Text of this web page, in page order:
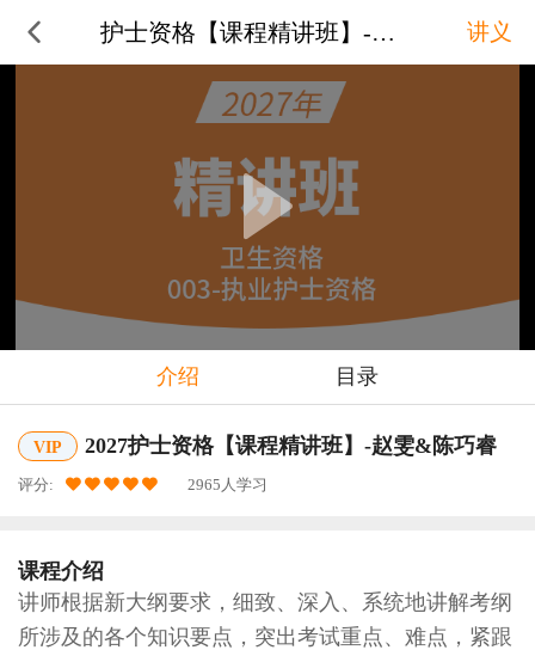
护士资格【课程精讲班】-赵雯&陈 讲义
介绍 目录
VIP 2027护士资格【课程精讲班】-赵雯&陈巧睿
评分: 2965人学习
课程介绍
讲师根据新大纲要求，细致、深入、系统地讲解考纲
所涉及的各个知识要点，突出考试重点、难点，紧跟